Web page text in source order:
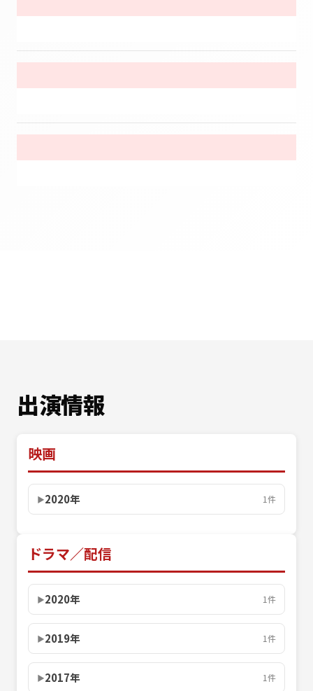
出演情報
映画
2020年 1件
ドラマ／配信
2020年 1件
2019年 1件
2017年 1件